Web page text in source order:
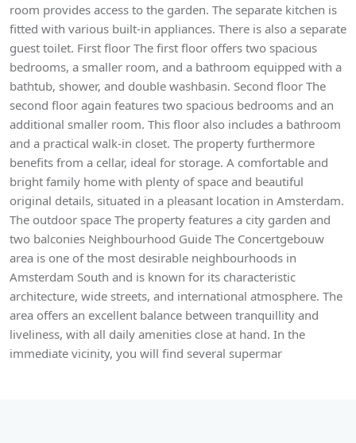
room provides access to the garden. The separate kitchen is
fitted with various built-in appliances. There is also a separate
guest toilet. First floor The first floor offers two spacious
bedrooms, a smaller room, and a bathroom equipped with a
bathtub, shower, and double washbasin. Second floor The
second floor again features two spacious bedrooms and an
additional smaller room. This floor also includes a bathroom
and a practical walk-in closet. The property furthermore
benefits from a cellar, ideal for storage. A comfortable and
bright family home with plenty of space and beautiful
original details, situated in a pleasant location in Amsterdam.
The outdoor space The property features a city garden and
two balconies Neighbourhood Guide The Concertgebouw
area is one of the most desirable neighbourhoods in
Amsterdam South and is known for its characteristic
architecture, wide streets, and international atmosphere. The
area offers an excellent balance between tranquillity and
liveliness, with all daily amenities close at hand. In the
immediate vicinity, you will find several supermar